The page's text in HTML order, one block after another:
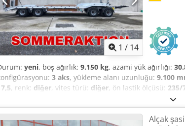
1 / 14
yeni, boş ağırlık: 9.150 kg, azami yük ağırlığı:
3 aks, yükleme alanı uzunluğu: 9.100
, renk: diğer, vites türü: diğer, ön lastik ölçüsü: 235/
,
(yükseltme ve alçaltma fonksiyonlu),
9.100 mm, alçak yatak yaklaşık: 6.900 mm
Alçak